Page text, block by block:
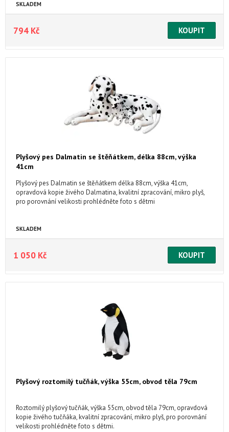
SKLADEM
794 Kč
Plyšový pes Dalmatin se štěňátkem, délka 88cm, výška
41cm
Plyšový pes Dalmatin se štěňátkem délka 88cm, výška 41cm,
opravdová kopie živého Dalmatina, kvalitní zpracování, mikro plyš,
pro porovnání velikosti prohlédněte foto s dětmi
SKLADEM
1 050 Kč
Plyšový roztomilý tučňák, výška 55cm, obvod těla 79cm
Roztomilý plyšový tučňák, výška 55cm, obvod těla 79cm, opravdová
kopie živého tučňáka, kvalitní zpracování, mikro plyš, pro porovnání
velikosti prohlédněte foto s dětmi.